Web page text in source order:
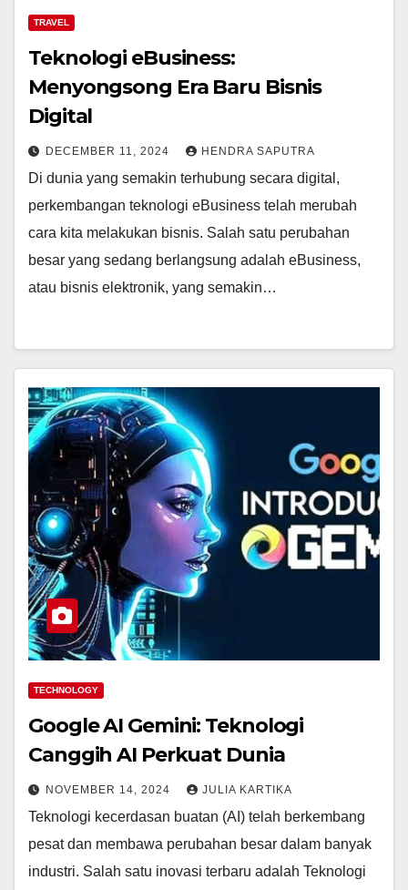
TRAVEL
Teknologi eBusiness:
Menyongsong Era Baru Bisnis
Digital
DECEMBER 11, 2024 HENDRA SAPUTRA
Di dunia yang semakin terhubung secara digital,
perkembangan teknologi eBusiness telah merubah
cara kita melakukan bisnis. Salah satu perubahan
besar yang sedang berlangsung adalah eBusiness,
atau bisnis elektronik, yang semakin…
TECHNOLOGY
Google AI Gemini: Teknologi
Canggih AI Perkuat Dunia
NOVEMBER 14, 2024 JULIA KARTIKA
Teknologi kecerdasan buatan (AI) telah berkembang
pesat dan membawa perubahan besar dalam banyak
industri. Salah satu inovasi terbaru adalah Teknologi